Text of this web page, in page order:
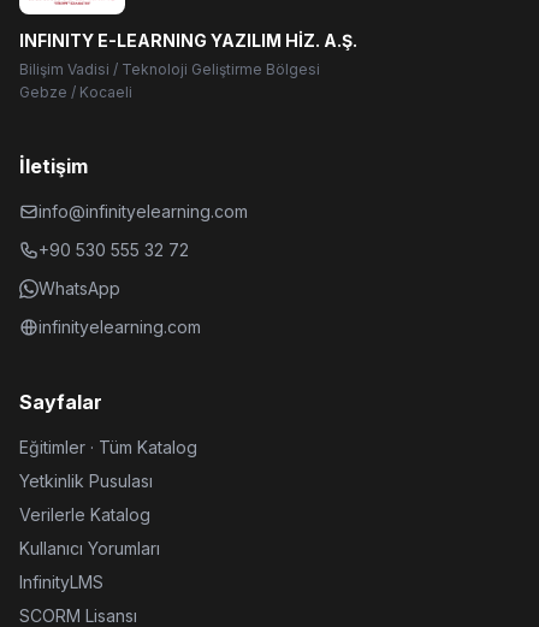
INFINITY E-LEARNING YAZILIM HİZ. A.Ş.
Bilişim Vadisi / Teknoloji Geliştirme Bölgesi
Gebze / Kocaeli
İletişim
info@infinityelearning.com
+90 530 555 32 72
WhatsApp
infinityelearning.com
Sayfalar
Eğitimler · Tüm Katalog
Yetkinlik Pusulası
Verilerle Katalog
Kullanıcı Yorumları
InfinityLMS
SCORM Lisansı